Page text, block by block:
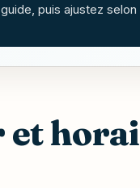
puis ajustez